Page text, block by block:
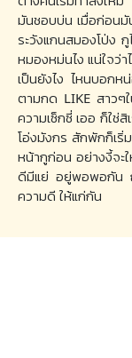
มันชอบบ่น เมื่อก่อนมั
ระวังแกนสมองโป่ง
หมองหม่นไง แน่ใจว่
เป็นยังไง ไหนบอกห
ตามกด LIKE สาวๆใ
ความเซ็กซี่ เออ ก็ใช่
โอ่งมังกร สักพักก็เริ่ม
หน้ากูก่อน อย่างงี้จะ
ดีมีแย่ อยู่พอพอกัน ถึ
ความดี ให้แก่กัน